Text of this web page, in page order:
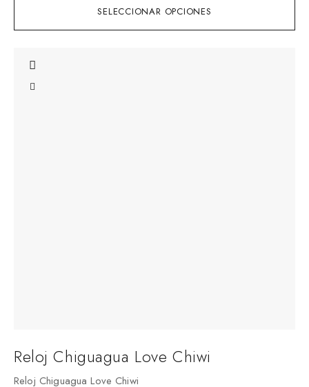
SELECCIONAR OPCIONES
Reloj Chiguagua Love Chiwi
Reloj Chiguagua Love Chiwi